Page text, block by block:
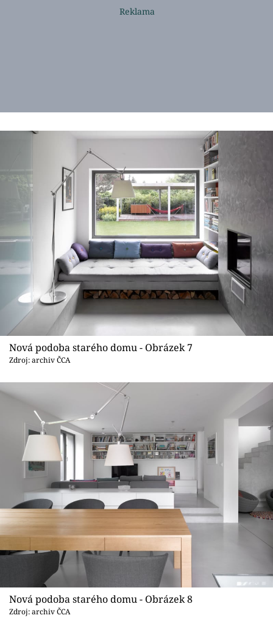
Nová podoba starého domu - Obrázek 7
Zdroj: archiv ČCA
Nová podoba starého domu - Obrázek 8
Zdroj: archiv ČCA